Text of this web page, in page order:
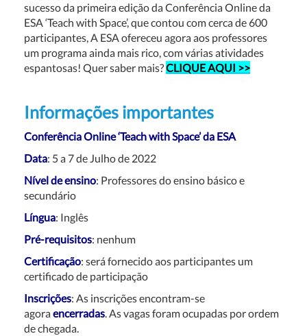
sucesso da primeira edição da Conferência Online da
ESA ‘Teach with Space’, que contou com cerca de 600
participantes, A ESA ofereceu agora aos professores
um programa ainda mais rico, com várias atividades
espantosas! Quer saber mais?CLIQUE AQUI >>
Informações importantes
ConferênciaOnline ‘Teach with Space’ da ESA
Data: 5 a 7 de Julho de 2022
Nível de ensino: Professores do ensino básico e
secundário
Língua: Inglês
Pré-requisitos: nenhum
Certificação: será fornecido aos participantes um
certificado de participação
Inscrições: As inscrições encontram-se
agora encerradas. As vagas foram ocupadas por ordem
de chegada.